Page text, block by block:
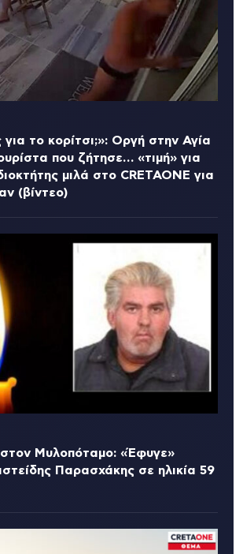
το κορίτσι;»: Οργή στην Αγία
που ζήτησε… «τιμή» για
μιλά στο CRETAONE για
(βίντεο)
Μυλοπόταμο: «Έφυγε»
Παρασχάκης σε ηλικία 59